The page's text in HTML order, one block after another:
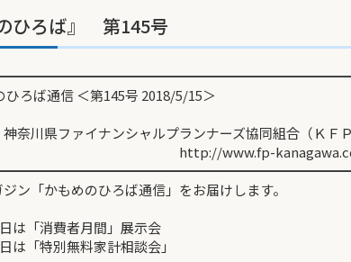
ひろば』 第145号
ろば通信 ＜第145号 2018/5/15＞
ァイナンシャルプランナーズ協同組合（ＫＦ
www.fp-
ン「かもめのひろば通信」をお届けします。
は「消費者月間」展示会
は「特別無料家計相談会」